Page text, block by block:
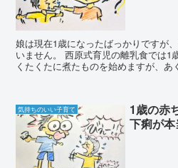
娘は現在1歳になったばっかりですが
いません。 西原式育児の離乳食では1
くたくたに煮たものを始めますが、
気持ちのいい子育て
1歳の赤
下痢が